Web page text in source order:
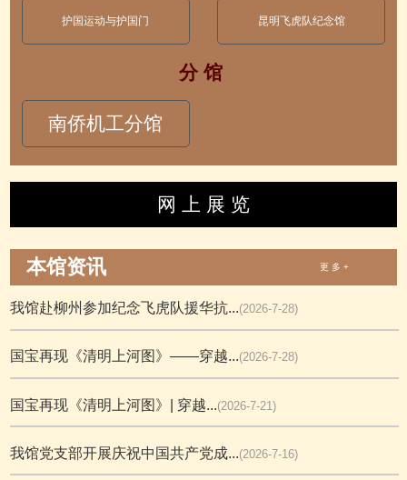
护国运动与护国门 昆明飞虎队纪念馆
分 馆
南侨机工分馆
网 上 展 览
本馆资讯 更 多 +
我馆赴柳州参加纪念飞虎队援华抗...(2026-7-28)
国宝再现《清明上河图》——穿越...(2026-7-28)
国宝再现《清明上河图》| 穿越...(2026-7-21)
我馆党支部开展庆祝中国共产党成...(2026-7-16)